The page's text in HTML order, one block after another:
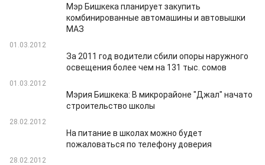
Мэр Бишкека планирует закупить
комбинированные автомашины и автовышки
МАЗ
01.03.2012
За 2011 год водители сбили опоры наружного
освещения более чем на 131 тыс. сомов
01.03.2012
Мэрия Бишкека: В микрорайоне "Джал" начато
строительство школы
28.02.2012
На питание в школах можно будет
пожаловаться по телефону доверия
28.02.2012